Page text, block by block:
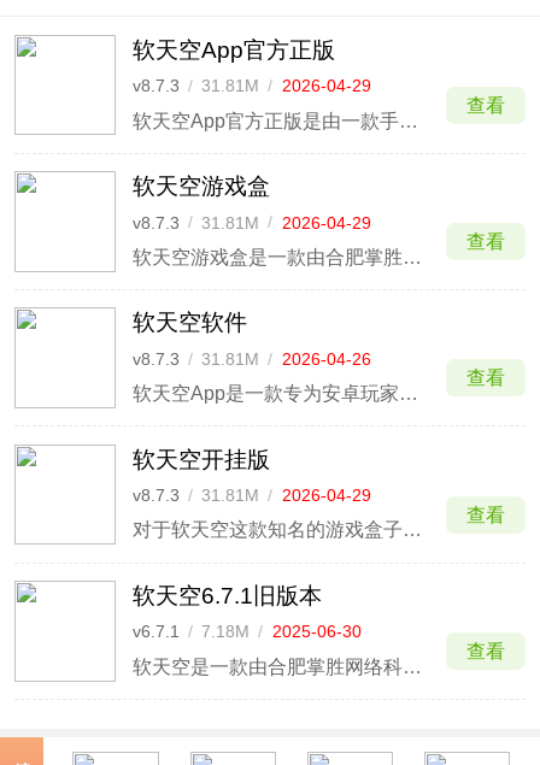
软天空App官方正版
v8.7.3 / 31.81M / 2026-04-29
软天空App官方正版是由一款手游盒子软件，提供海量安卓游戏资源下载，在这里，你可以获取或分享好玩的游戏，和大家一起交流讨论游戏。不管您喜欢玩什么类型的手游都能够在这里找到，分类齐全，像是角色扮演，网络游戏，动作冒险，益智休闲，棋牌等游戏类型都有，玩家可以通过游戏分类快速找到
查看
软天空游戏盒
v8.7.3 / 31.81M / 2026-04-29
软天空游戏盒是一款由合肥掌胜网络科技有限公司推出的游戏下载平台。这里有超多的游戏资源，相信很多小伙伴平时都会玩手机游戏，而这里就能够给玩家提供更多编辑的游戏下载服务功能。
查看
软天空软件
v8.7.3 / 31.81M / 2026-04-26
软天空App是一款专为安卓玩家打造的游戏资源平台，玩家在这里可以找到海量手机游戏，包括动作、冒险、策略、角色扮演等各类热门类型，无论是正版大作还是玩家分享的精品小众游戏，都能轻松获取。
查看
软天空开挂版
v8.7.3 / 31.81M / 2026-04-29
对于软天空这款知名的游戏盒子相信很多玩家们都正在使用，而本站要为广大玩家们带来的则是软天空盒子的一个版本即软天空开挂版。此版本的软天空不仅可以让玩家们游戏到各种内置开挂神器的游戏，而且还能让玩家们在游戏中体验到开挂的乐趣，同时还会有专业的游戏编辑和UP主为用户从海量游戏中精
查看
软天空6.7.1旧版本
v6.7.1 / 7.18M / 2025-06-30
软天空是一款由合肥掌胜网络科技打造的游戏下载平台，专门针对安卓用户群体而精心打造，致力于为用户提供海量提供绿色、健康、免费好玩的安卓游戏。平台内拥有海量的热门游戏，涵盖了网络游戏、动作冒险、益智休闲、模拟经营、飞行射击、赛车竞速等游戏分类。
查看